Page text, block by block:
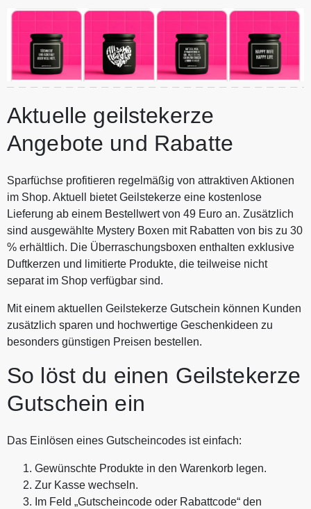
Aktuelle geilstekerze
Angebote und Rabatte
Sparfüchse profitieren regelmäßig von attraktiven Aktionen
im Shop. Aktuell bietet Geilstekerze eine kostenlose
Lieferung ab einem Bestellwert von 49 Euro an. Zusätzlich
sind ausgewählte Mystery Boxen mit Rabatten von bis zu 30
% erhältlich. Die Überraschungsboxen enthalten exklusive
Duftkerzen und limitierte Produkte, die teilweise nicht
separat im Shop verfügbar sind.
Mit einem aktuellen Geilstekerze Gutschein können Kunden
zusätzlich sparen und hochwertige Geschenkideen zu
besonders günstigen Preisen bestellen.
So löst du einen Geilstekerze
Gutschein ein
Das Einlösen eines Gutscheincodes ist einfach:
Gewünschte Produkte in den Warenkorb legen.
Zur Kasse wechseln.
Im Feld „Gutscheincode oder Rabattcode“ den